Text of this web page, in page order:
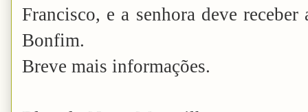
Francisco, e a senhora deve
Bonfim.
Breve mais informações.